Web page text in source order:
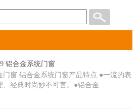
铝合金系统门窗
门窗 铝合金系统门窗产品特点 ●一流的表
、经典时尚妙不可言。●铝合金…